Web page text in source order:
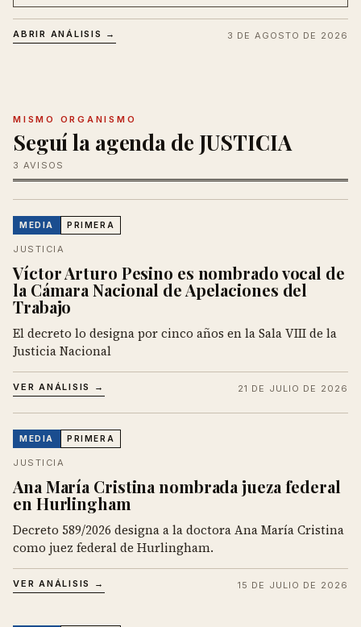
ABRIR ANÁLISIS → 3 DE AGOSTO DE 2026
MISMO ORGANISMO
Seguí la agenda de JUSTICIA
3 AVISOS
MEDIA PRIMERA
JUSTICIA
Víctor Arturo Pesino es nombrado vocal de
la Cámara Nacional de Apelaciones del
Trabajo
El decreto lo designa por cinco años en la Sala VIII de la
Justicia Nacional
VER ANÁLISIS → 21 DE JULIO DE 2026
MEDIA PRIMERA
JUSTICIA
Ana María Cristina nombrada jueza federal
en Hurlingham
Decreto 589/2026 designa a la doctora Ana María Cristina
como juez federal de Hurlingham.
VER ANÁLISIS → 15 DE JULIO DE 2026